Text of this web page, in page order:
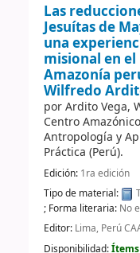
Las
Jesuítas de
una
misional en el
Amazonía
Wilfredo
porArdito Vega,
Centro
Antropología y
Práctica (Perú).
Edición: 1ra edición
Tipo de material:
; Forma literaria: No
Editor: Lima, Perú
Disponibilidad: